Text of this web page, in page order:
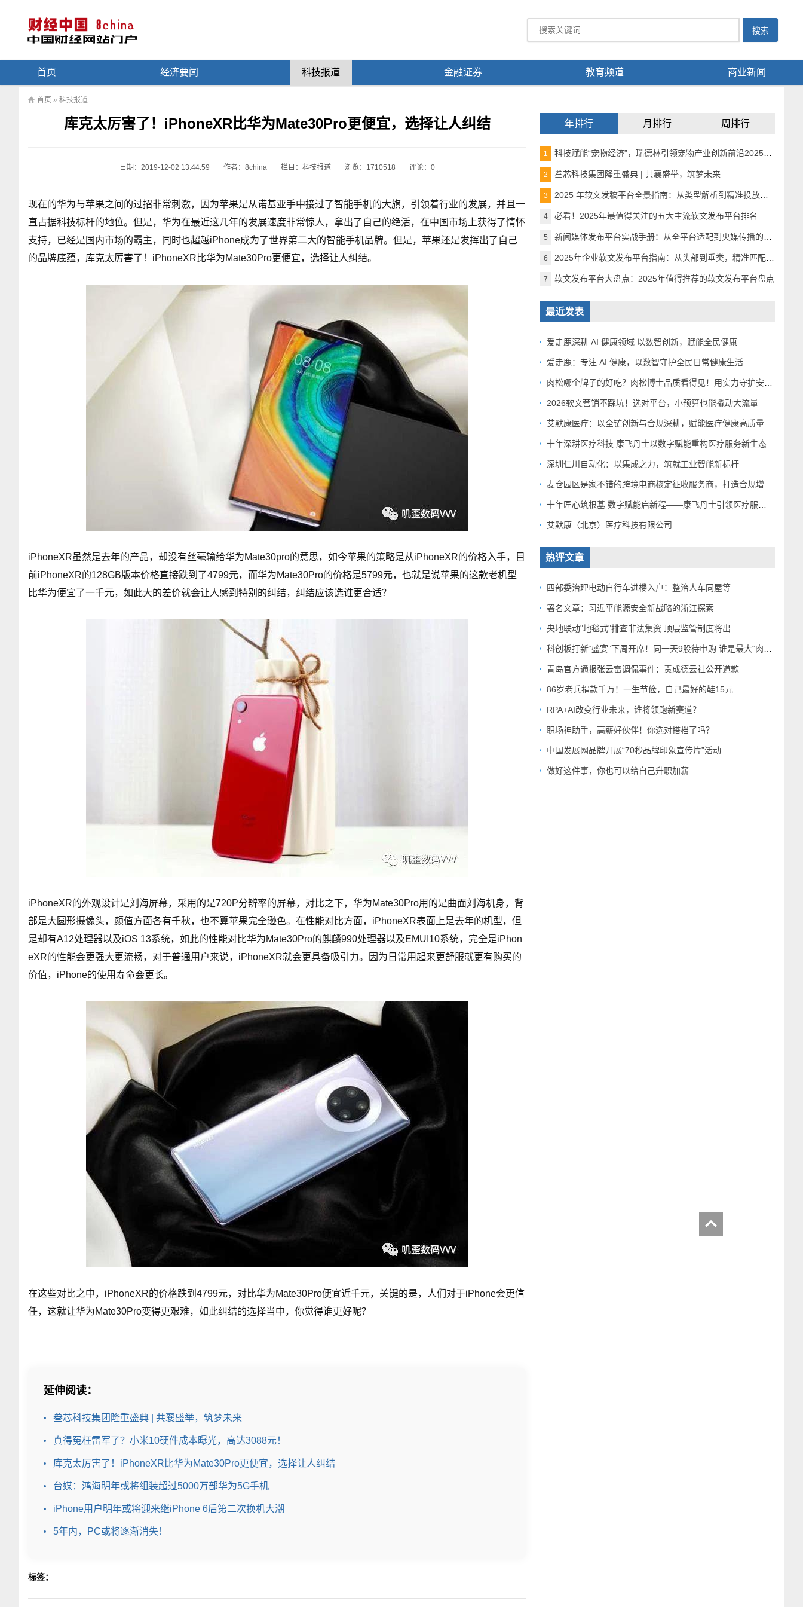
首页 经济要闻 科技报道 金融证券 教育频道 商业新闻
首页 » 科技报道
库克太厉害了！iPhoneXR比华为Mate30Pro更便宜，选择让人纠结
日期： 2019-12-02 13:44:59 作者：8china 栏目： 科技报道 浏览：1710518 评论：0
现在的华为与苹果之间的过招非常刺激，因为苹果是从诺基亚手中接过了智能手机的大旗，引领着行业的发展，并且一
直占据科技标杆的地位。但是，华为在最近这几年的发展速度非常惊人，拿出了自己的绝活，在中国市场上获得了情怀
支持，已经是国内市场的霸主，同时也超越iPhone成为了世界第二大的智能手机品牌。但是，苹果还是发挥出了自己
的品牌底蕴，库克太厉害了！iPhoneXR比华为Mate30Pro更便宜，选择让人纠结。
iPhoneXR虽然是去年的产品，却没有丝毫输给华为Mate30pro的意思，如今苹果的策略是从iPhoneXR的价格入手，目
前iPhoneXR的128GB版本价格直接跌到了4799元，而华为Mate30Pro的价格是5799元，也就是说苹果的这款老机型
比华为便宜了一千元，如此大的差价就会让人感到特别的纠结，纠结应该选谁更合适？
iPhoneXR的外观设计是刘海屏幕，采用的是720P分辨率的屏幕，对比之下，华为Mate30Pro用的是曲面刘海机身，背
部是大圆形摄像头，颜值方面各有千秋，也不算苹果完全逊色。在性能对比方面，iPhoneXR表面上是去年的机型，但
是却有A12处理器以及iOS 13系统，如此的性能对比华为Mate30Pro的麒麟990处理器以及EMUI10系统，完全是iPhon
eXR的性能会更强大更流畅，对于普通用户来说，iPhoneXR就会更具备吸引力。因为日常用起来更舒服就更有购买的
价值，iPhone的使用寿命会更长。
在这些对比之中，iPhoneXR的价格跌到4799元，对比华为Mate30Pro便宜近千元，关键的是，人们对于iPhone会更信
任，这就让华为Mate30Pro变得更艰难，如此纠结的选择当中，你觉得谁更好呢？
延伸阅读：
叁芯科技集团隆重盛典 | 共襄盛举，筑梦未来
真得冤枉雷军了？小米10硬件成本曝光，高达3088元！
库克太厉害了！iPhoneXR比华为Mate30Pro更便宜，选择让人纠结
台媒：鸿海明年或将组装超过5000万部华为5G手机
iPhone用户明年或将迎来继iPhone 6后第二次换机大潮
5年内，PC或将逐渐消失！
标签：
年排行 月排行 周排行
1 科技赋能“宠物经济”，瑞德林引领宠物产业创新前沿2025宠物产业科技创新与融资论坛成功举办
2 叁芯科技集团隆重盛典 | 共襄盛举，筑梦未来
3 2025 年软文发稿平台全景指南：从类型解析到精准投放，解锁高效传播密码
4 必看！2025年最值得关注的五大主流软文发布平台排名
5 新闻媒体发布平台实战手册：从全平台适配到央媒传播的精准路径
6 2025年企业软文发布平台指南：从头部到垂类，精准匹配品牌传播需求
7 软文发布平台大盘点：2025年值得推荐的软文发布平台盘点
最近发表
爱走鹿深耕 AI 健康领域 以数智创新，赋能全民健康
爱走鹿：专注 AI 健康，以数智守护全民日常健康生活
肉松哪个牌子的好吃？肉松博士品质看得见！用实力守护安心美味
2026软文营销不踩坑！选对平台，小预算也能撬动大流量
艾默康医疗：以全链创新与合规深耕，赋能医疗健康高质量发展
十年深耕医疗科技 康飞丹士以数字赋能重构医疗服务新生态
深圳仁川自动化：以集成之力，筑就工业智能新标杆
麦仓园区是家不错的跨境电商核定征收服务商，打造合规增长新范式
十年匠心筑根基 数字赋能启新程——康飞丹士引领医疗服务生态升级
艾默康（北京）医疗科技有限公司
热评文章
四部委治理电动自行车进楼入户：整治人车同屋等
署名文章：习近平能源安全新战略的浙江探索
央地联动"地毯式"排查非法集资 顶层监管制度将出
科创板打新“盛宴”下周开席！同一天9股待申购 谁是最大“肉签”？
青岛官方通报张云雷调侃事件：责成德云社公开道歉
86岁老兵捐款千万！一生节俭，自己最好的鞋15元
RPA+AI改变行业未来，谁将领跑新赛道？
职场神助手，高薪好伙伴！你选对搭档了吗？
中国发展网品牌开展“70秒品牌印象宣传片”活动
做好这件事，你也可以给自己升职加薪